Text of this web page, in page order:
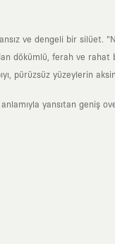
ve dengeli bir silüet.
dökümlü, ferah ve
pürüzsüz yüzeylerin
yansıtan geniş